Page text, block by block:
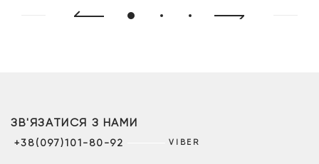
ЗВ'ЯЗАТИСЯ З НАМИ
+38(097)101-80-92 VIBER